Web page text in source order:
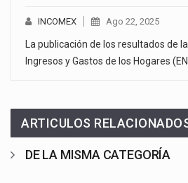
INCOMEX Ago 22, 2025
La publicación de los resultados de
Ingresos y Gastos de los Hogares
ARTICULOS
DE LA MISMA CATEGORÍA